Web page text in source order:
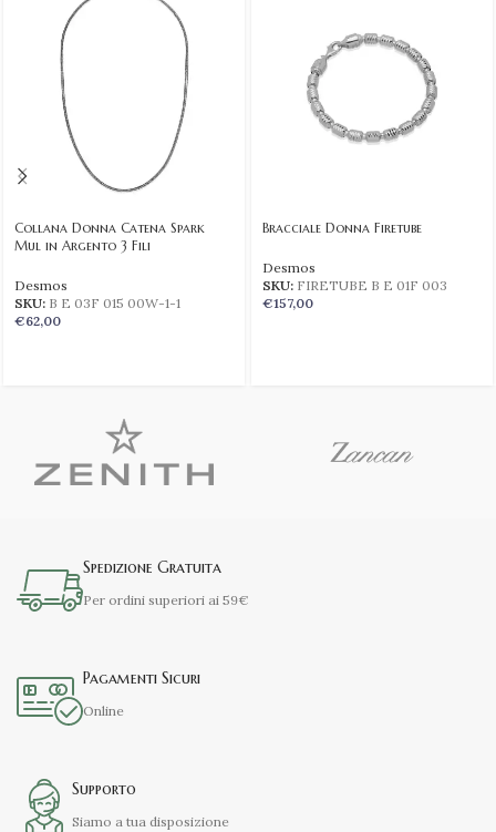
Collana Donna Catena Spark
Mul in Argento 3 Fili
Desmos
SKU: B E 03F 015 00W-1-1
€62,00
Bracciale Donna Firetube
Desmos
SKU: FIRETUBE B E 01F 003
€157,00
Spedizione Gratuita
Per ordini superiori ai 59€
Pagamenti Sicuri
Online
Supporto
Siamo a tua disposizione